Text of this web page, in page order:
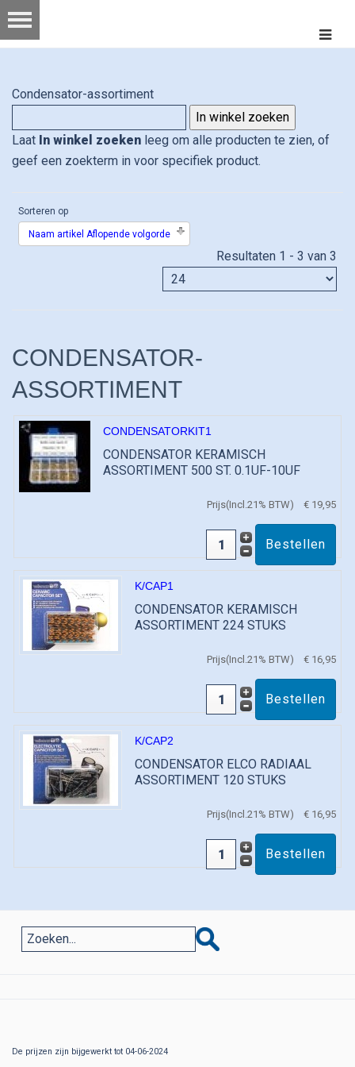
Condensator-assortiment
Laat In winkel zoeken leeg om alle producten te zien, of
geef een zoekterm in voor specifiek product.
Sorteren op
Naam artikel Aflopende volgorde
Resultaten 1 - 3 van 3
CONDENSATOR-
ASSORTIMENT
CONDENSATORKIT1
CONDENSATOR KERAMISCH
ASSORTIMENT 500 ST. 0.1UF-10UF
Prijs(Incl.21% BTW) € 19,95
K/CAP1
CONDENSATOR KERAMISCH
ASSORTIMENT 224 STUKS
Prijs(Incl.21% BTW) € 16,95
K/CAP2
CONDENSATOR ELCO RADIAAL
ASSORTIMENT 120 STUKS
Prijs(Incl.21% BTW) € 16,95
De prijzen zijn bijgewerkt tot 04-06-2024